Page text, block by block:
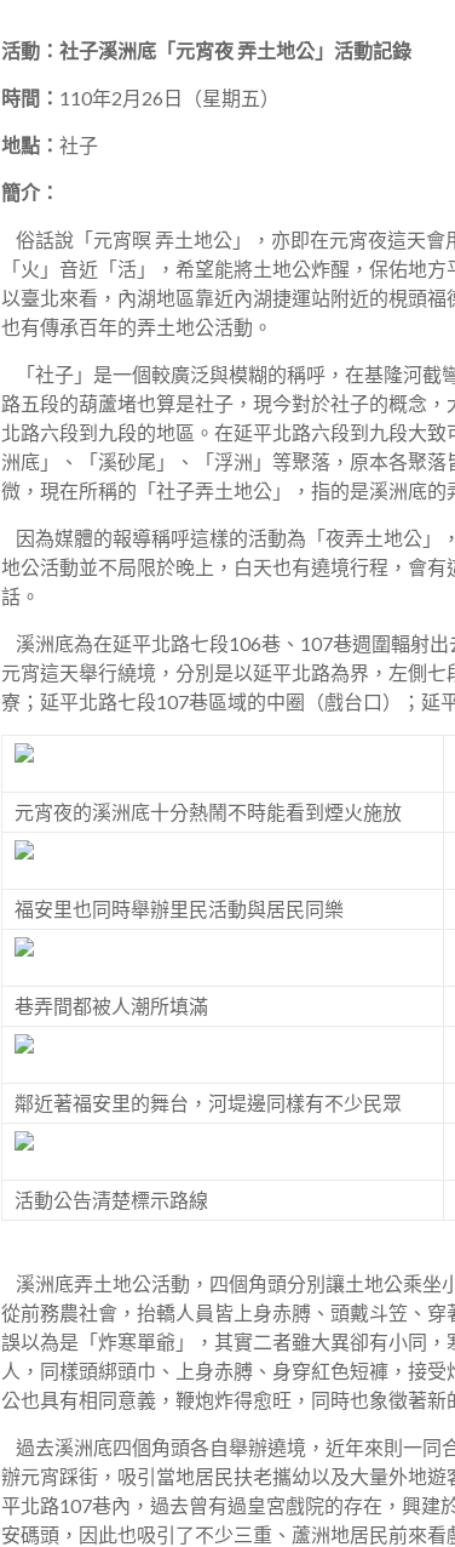
活動：社子溪洲底「元宵夜 弄土地公」活動記錄
時間： 110年2月26日（星期五）
地點： 社子
簡介：
俗話說「元宵暝 弄土地公」，亦即在元宵夜這天
「火」音近「活」，希望能將土地公炸醒，保佑地
以臺北來看，內湖地區靠近內湖捷運站附近的梘頭
也有傳承百年的弄土地公活動。
「社子」是一個較廣泛與模糊的稱呼，在基隆河截
路五段的葫蘆堵也算是社子，現今對於社子的概念
北路六段到九段的地區。在延平北路六段到九段大
洲底」、「溪砂尾」、「浮洲」等聚落，原本各聚
微，現在所稱的「社子弄土地公」，指的是溪洲底的
因為媒體的報導稱呼這樣的活動為「夜弄土地公」
地公活動並不局限於晚上，白天也有遶境行程，會
話。
溪洲底為在延平北路七段106巷、107巷週圍輻射
元宵這天舉行繞境，分別是以延平北路為界，左側
寮；延平北路七段107巷區域的中圈（戲台口）；延
元宵夜的溪洲底十分熱鬧不時能看到煙火施放
福安里也同時舉辦里民活動與居民同樂
巷弄間都被人潮所填滿
鄰近著福安里的舞台，河堤邊同樣有不少民眾
活動公告清楚標示路線
溪洲底弄土地公活動，四個角頭分別讓土地公乘坐
從前務農社會，抬轎人員皆上身赤膊、頭戴斗笠、
誤以為是「炸寒單爺」，其實二者雖大異卻有小同
人，同樣頭綁頭巾、上身赤膊、身穿紅色短褲，接
公也具有相同意義，鞭炮炸得愈旺，同時也象徵著新
過去溪洲底四個角頭各自舉辦遶境，近年來則一同
辦元宵踩街，吸引當地居民扶老攜幼以及大量外地
平北路107巷內，過去曾有過皇宮戲院的存在，興建
安碼頭，因此也吸引了不少三重、蘆洲地居民前來